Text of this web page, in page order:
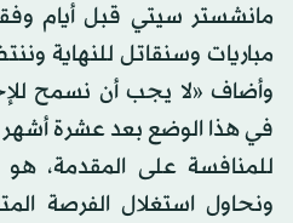
مانشستر سيتي قبل أيام
مباريات وسنقاتل للنهاية
وأضاف «لا يجب أن نسمح
في هذا الوضع بعد عشرة أشهر
للمنافسة على المقدمة،
ونحاول استغلال الفرصة